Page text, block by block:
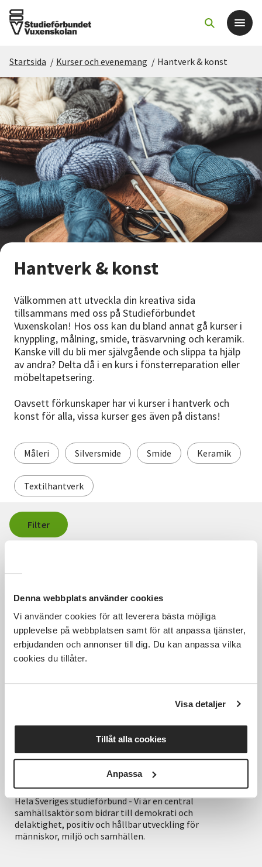
Denna webbplats använder cookies
Vi använder cookies för att leverera bästa möjliga
upplevelse på webbplatsen samt för att anpassa tjänster,
erbjudanden och annonser till dig. Du kan anpassa vilka
cookies du tillåter.
Visa detaljer
Tillåt alla cookies
Anpassa
Det här gör vi
För dig som
Sök kurser och evenemang
Om SV
Starta studiecirkel
Cirkelledare
Nyheter
Avdelningar
Lyssna
Startsida / Kurser och evenemang / Hantverk & konst
Hantverk & konst
Välkommen att utveckla din kreativa sida
tillsammans med oss på Studieförbundet
Vuxenskolan! Hos oss kan du bland annat gå kurser i
knyppling, målning, smide, träsvarvning och keramik.
Kanske vill du bli mer självgående och slippa ta hjälp
av andra? Delta då i en kurs i fönsterreparation eller
möbeltapetsering.
Oavsett förkunskaper har vi kurser i hantverk och
konst för alla, vissa kurser ges även på distans!
Måleri Silversmide Smide Keramik
Textilhantverk
Filter
Rensa alla filter
Tidigare 64
Nästa
Hela Sveriges studieförbund - Vi är en central
samhällsaktör som bidrar till demokrati och
delaktighet, positiv och hållbar utveckling för
människor, miljö och samhällen.